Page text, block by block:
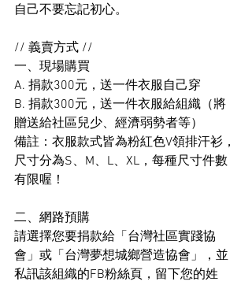
自己不要忘記初心。
// 義賣方式 //
一、現場購買
A. 捐款300元，送一件衣服自己穿
B. 捐款300元，送一件衣服給組織（將
贈送給社區兒少、經濟弱勢者等）
備註：衣服款式皆為粉紅色V領排汗衫，
尺寸分為S、M、L、XL，每種尺寸件數
有限喔！
二、網路預購
請選擇您要捐款給「台灣社區實踐協
會」或「台灣夢想城鄉營造協會」，並
私訊該組織的FB粉絲頁，留下您的姓